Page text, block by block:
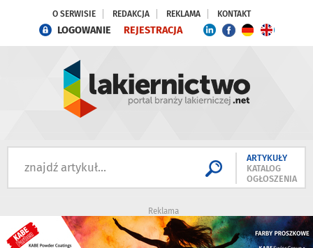
O SERWISIE REDAKCJA REKLAMA KONTAKT
LOGOWANIE REJESTRACJA
ARTYKUŁY
KATALOG
OGŁOSZENIA
Reklama